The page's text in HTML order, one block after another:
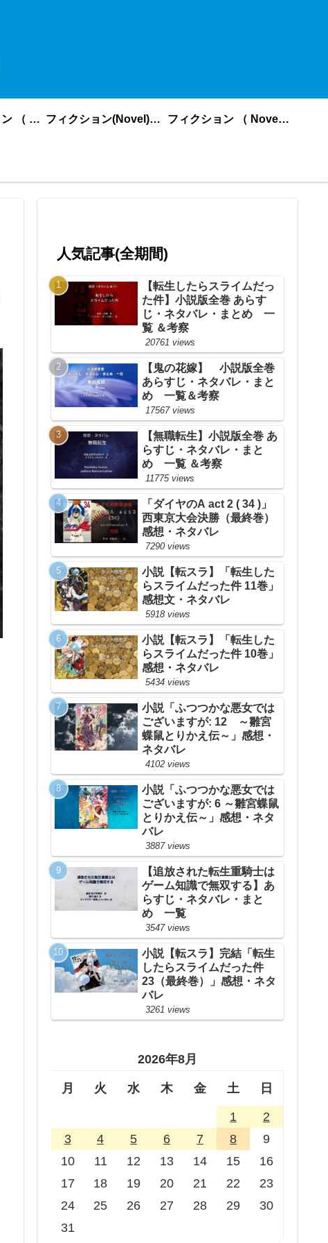
ノンフィクション （ nonfiction ） あいうえお順 フィクション(Novel)更新順 フィクション （ Novel ） あいうえお順
人気記事(全期間)
【転生したらスライムだっ
た件】小説版全巻 あらす
じ・ネタバレ・まとめ 一
覧 ＆考察
20761 views
【鬼の花嫁】 小説版全巻
あらすじ・ネタバレ・まと
め 一覧＆考察
17567 views
【無職転生】小説版全巻 あ
らすじ・ネタバレ・まと
め 一覧 ＆考察
11775 views
「ダイヤのA act 2 ( 34 )」
西東京大会決勝（最終巻）
感想・ネタバレ
7290 views
小説【転スラ】「転生した
らスライムだった件 11巻」
感想文・ネタバレ
5918 views
小説【転スラ】「転生した
らスライムだった件 10巻」
感想・ネタバレ
5434 views
小説「ふつつかな悪女では
ございますが: 12 ～雛宮
蝶鼠とりかえ伝～」感想・
ネタバレ
4102 views
小説「ふつつかな悪女では
ございますが: 6 ～雛宮蝶鼠
とりかえ伝～」感想・ネタ
バレ
3887 views
【追放された転生重騎士は
ゲーム知識で無双する】あ
らすじ・ネタバレ・まと
め 一覧
3547 views
小説【転スラ】完結「転生
したらスライムだった件
23（最終巻）」感想・ネタ
バレ
3261 views
2026年8月
月 火 水 木 金 土 日
1
2
3
4 5 6 7 8
9
10
11 12 13 14 15
16
17
18 19 20 21 22
23
24
25 26 27 28 29
30
31